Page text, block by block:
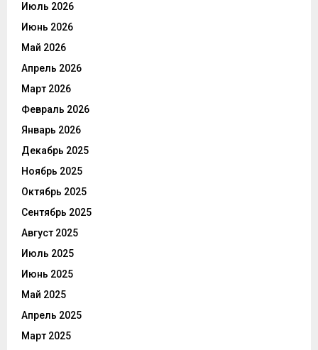
Июль 2026
Июнь 2026
Май 2026
Апрель 2026
Март 2026
Февраль 2026
Январь 2026
Декабрь 2025
Ноябрь 2025
Октябрь 2025
Сентябрь 2025
Август 2025
Июль 2025
Июнь 2025
Май 2025
Апрель 2025
Март 2025